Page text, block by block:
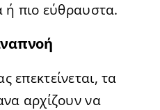
ή πιο εύθραυστα.
τα
αρχίζουν να